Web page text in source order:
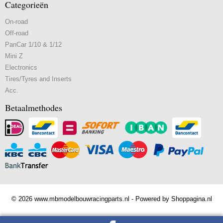
Categorieën
On-road
Off-road
PanCar 1/10 & 1/12
Mini Z
Electronics
Tires/Tyres and Inserts
Acc.
Betaalmethodes
© 2026 www.mbmodelbouwracingparts.nl - Powered by Shoppagina.nl